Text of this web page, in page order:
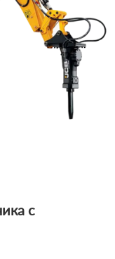
с